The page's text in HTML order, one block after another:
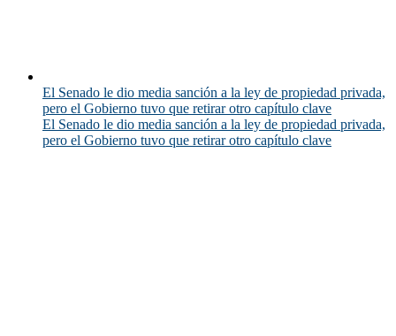
El Senado le dio media sanción a la ley de propiedad privada,
pero el Gobierno tuvo que retirar otro capítulo clave
El Senado le dio media sanción a la ley de propiedad privada,
pero el Gobierno tuvo que retirar otro capítulo clave